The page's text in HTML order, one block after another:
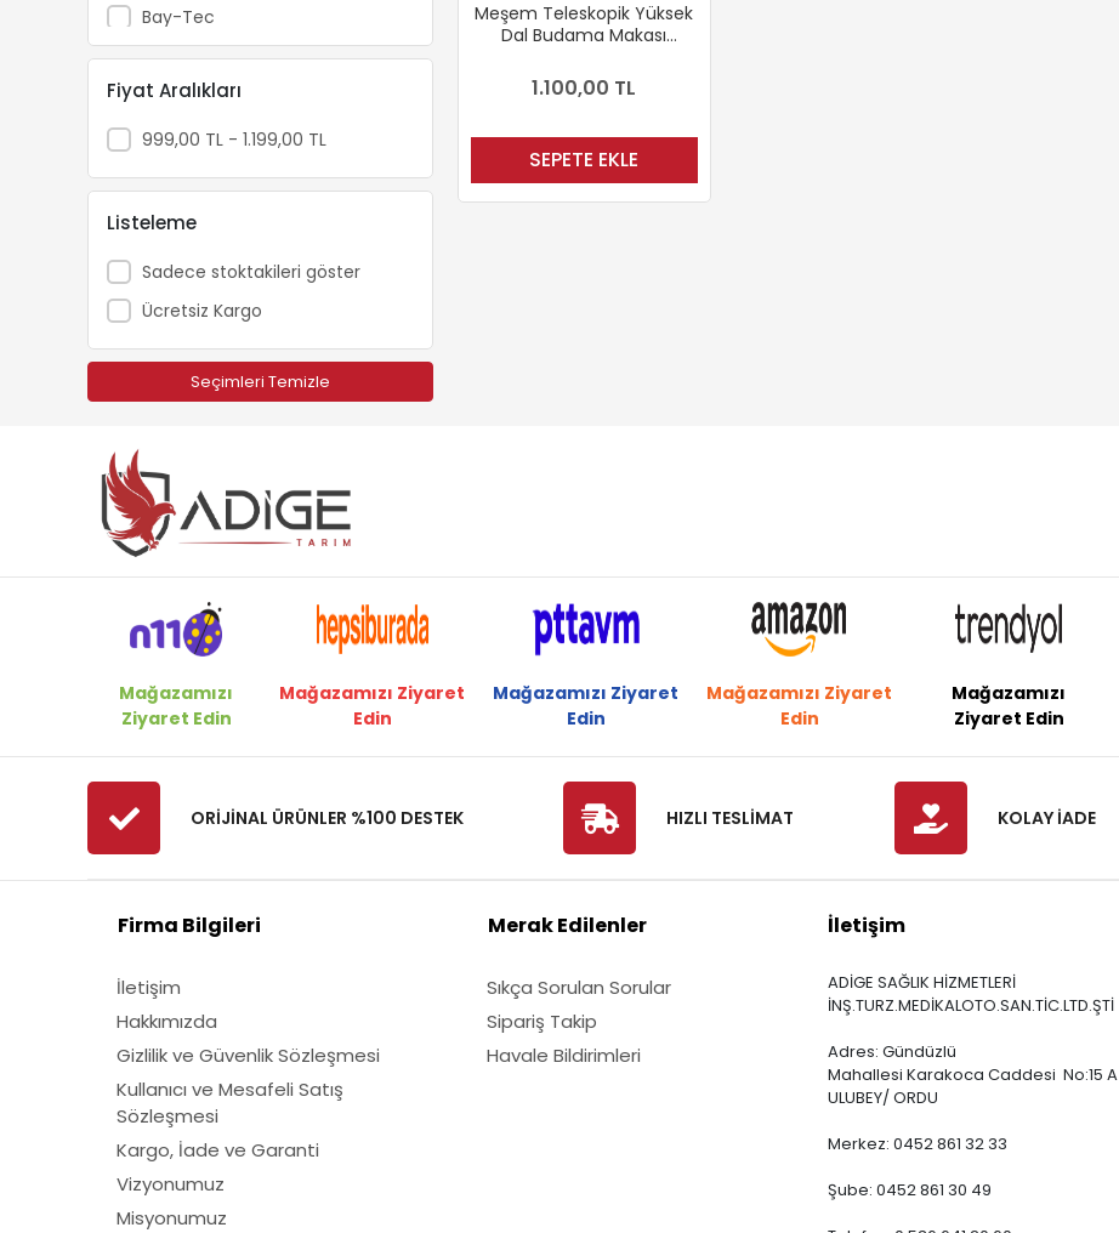
Bay-Tec
Beıyuan
Beready
Boryap
Brofar
Bursa Tohum
Dakkin
Deltadem
Echo
Efor
Ekolojik Tarım
Elmacıoğlu
Energy
Fadelsan
Felco
Ferrino
Fibrodem
Fırtına
Fıskars
Gediklioğlu
GMT
Grass Mixture
Himax
Honda
Fiyat Aralıkları
999,00 TL - 1.199,00 TL
Listeleme
Sadece stoktakileri göster
Ücretsiz Kargo
Seçimleri Temizle
Meşem Teleskopik Yüksek
Dal Budama Makası
1.100,00 TL
SEPETE EKLE
Mağazamızı
Ziyaret Edin
Mağazamızı Ziyaret
Edin
Mağazamızı Ziyaret
Edin
Mağazamızı Ziyaret
Edin
Mağazamızı
Ziyaret Edin
ORİJİNAL ÜRÜNLER %100 DESTEK HIZLI TESLİMAT KOLAY İADE
Firma Bilgileri
İletişim
Hakkımızda
Gizlilik ve Güvenlik Sözleşmesi
Kullanıcı ve Mesafeli Satış
Sözleşmesi
Kargo, İade ve Garanti
Vizyonumuz
Misyonumuz
Merak Edilenler
Sıkça Sorulan Sorular
Sipariş Takip
Havale Bildirimleri
İletişim
ADİGE SAĞLIK HİZMETLERİ
İNŞ.TURZ.MEDİKALOTO.SAN.TİC.LTD.ŞTİ
Adres: Gündüzlü
Mahallesi Karakoca Caddesi No:15 A
ULUBEY/ ORDU
Merkez: 0452 861 32 33
Şube: 0452 861 30 49